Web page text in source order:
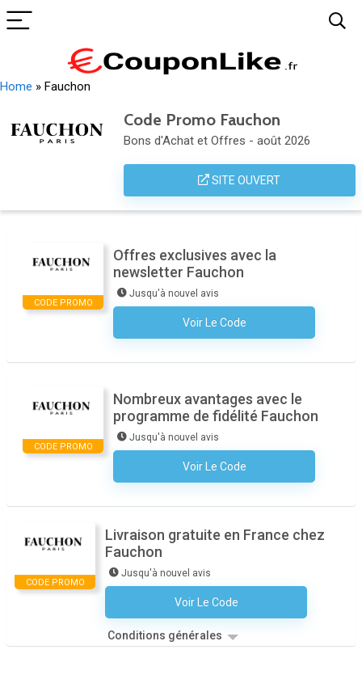
Home » Fauchon
Code Promo Fauchon
Bons d'Achat et Offres - août 2026
SITE OUVERT
CODE PROMO
Offres exclusives avec la
newsletter Fauchon
Jusqu'à nouvel avis
Voir Le Code
Aucun Code N'est Nécessaire
CODE PROMO
Nombreux avantages avec le
programme de fidélité Fauchon
Jusqu'à nouvel avis
Voir Le Code
Aucun Code N'est Nécessaire
CODE PROMO
Livraison gratuite en France chez
Fauchon
Jusqu'à nouvel avis
Voir Le Code
Aucun Code N'est Nécessaire
Conditions générales